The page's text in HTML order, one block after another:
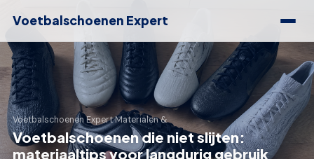
Voetbalschoenen Expert
Voetbalschoenen Expert›Materialen &
Voetbalschoenen die niet slijten:
materiaaltips voor langdurig gebruik